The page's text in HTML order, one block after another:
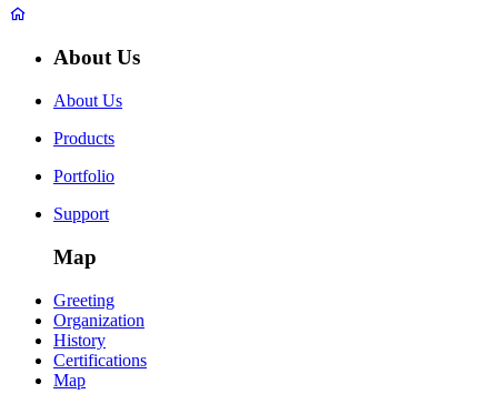
About Us
About Us
Products
Portfolio
Support
Map
Greeting
Organization
History
Certifications
Map